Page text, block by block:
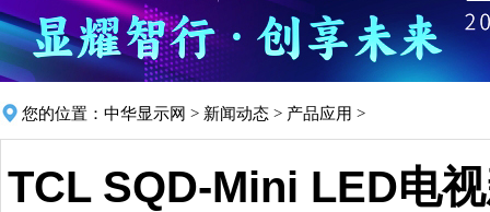
您的位置： 中华显示网 > 新闻动态 > 产品应用 >
TCL SQD-Mini LED电